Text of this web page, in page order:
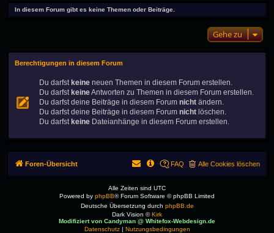
In diesem Forum gibt es keine Themen oder Beiträge.
Gehe zu
Berechtigungen in diesem Forum
Du darfstkeine neuen Themen in diesem Forum erstellen.
Du darfstkeineAntworten zu Themen in diesem Forum erstellen.
Du darfst deine Beiträge in diesem Forum nicht ändern.
Du darfst deine Beiträge in diesem Forum nicht löschen.
Du darfstkeine Dateianhänge in diesem Forum erstellen.
Foren-Übersicht Alle Cookies löschen
FAQ
Alle Zeiten sind UTC
Powered by phpBB® Forum Software © phpBB Limited
Deutsche Übersetzung durch phpBB.de
Dark Vision ©Kirk
Modifiziert von Candyman @ Whitefox-Webdesign.de
Datenschutz| Nutzungsbedingungen